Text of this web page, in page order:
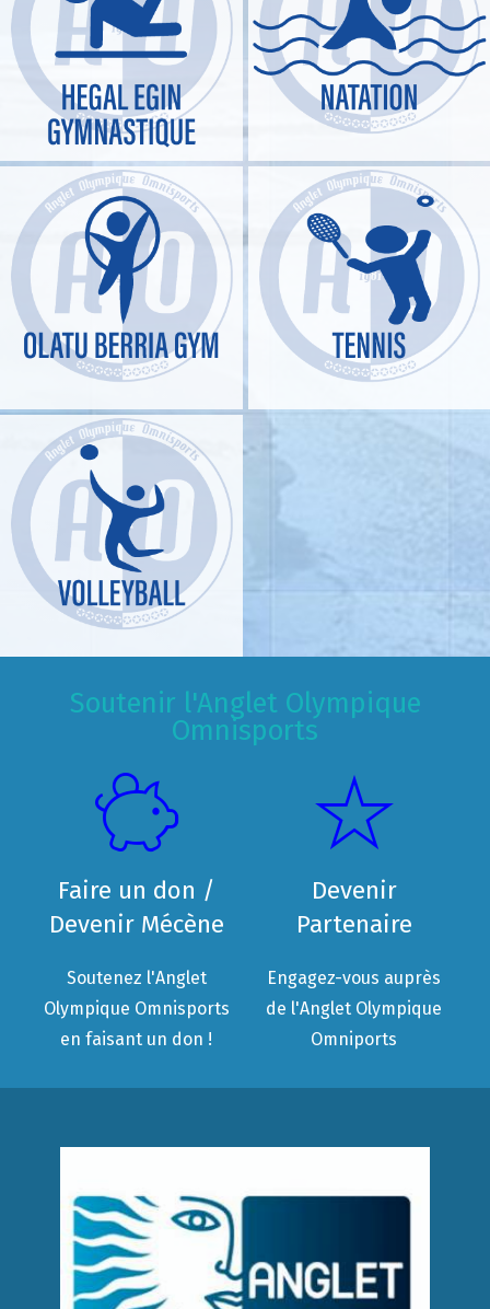
Soutenir l'Anglet Olympique
Omnisports
Faire un don /
Devenir Mécène
Soutenez l'Anglet
Olympique Omnisports
en faisant un don !
Devenir
Partenaire
Engagez-vous auprès
de l'Anglet Olympique
Omniports